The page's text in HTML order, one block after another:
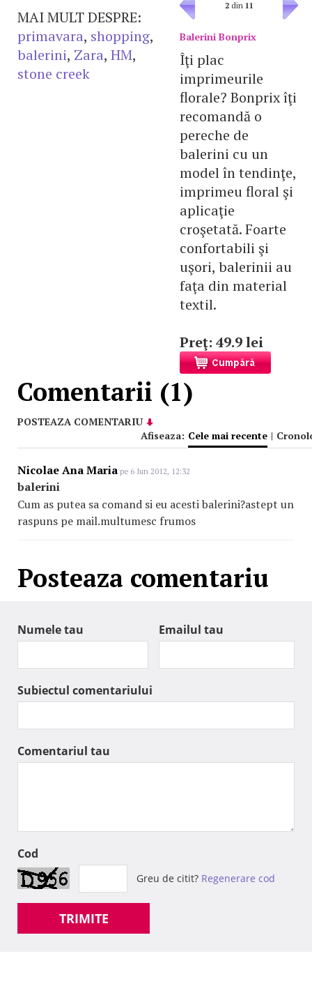
2din 11
Balerini Bonprix
Îţi plac
imprimeurile
florale? Bonprix îţi
recomandă o
pereche de
balerini cu un
model în tendinţe,
imprimeu floral şi
aplicaţie
croşetată. Foarte
confortabili şi
uşori, balerinii au
faţa din material
textil.
Preţ: 49.9 lei
MAI MULT DESPRE:
primavara, shopping,
balerini, Zara, HM,
stone creek
Comentarii (1)
POSTEAZA COMENTARIU
Afiseaza: Cele mai recente |
Nicolae Ana Maria pe 6 Iun 2012, 12:32
balerini
Cum as putea sa comand si eu acesti balerini?astept un
raspuns pe mail.multumesc frumos
Posteaza comentariu
Numele tau Emailul tau
Subiectul comentariului
Comentariul tau
Cod
Greu de citit? Regenerare cod
TRIMITE